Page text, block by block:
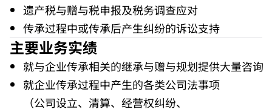
遗产税与赠与税申报及税务调查应对
传承过程中或传承后产生纠纷的诉讼支持
主要业务实绩
就与企业传承相关的继承与赠与规划提供大量咨询
就企业传承过程中产生的各类公司法事项
（公司设立、清算、经营权纠纷、